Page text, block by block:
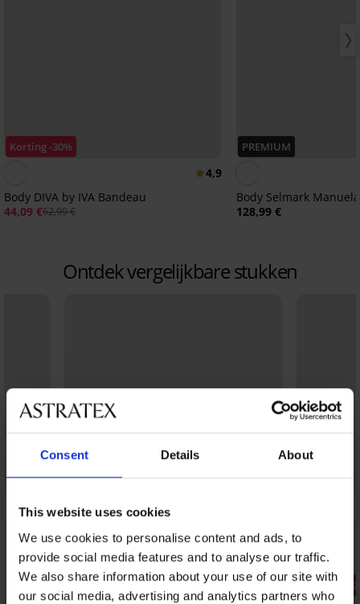
Consent Details About
This website uses cookies
We use cookies to personalise content and ads, to
provide social media features and to analyse our traffic.
We also share information about your use of our site with
our social media, advertising and analytics partners who
Korting -30%
4,9
Body DIVA by IVA Bandeau
44,09 €62,99 €
PREMIUM
Body Selmark Manuela
128,99 €
Ontdek vergelijkbare stukken
1+1 GRATIS
1+1 GRATIS